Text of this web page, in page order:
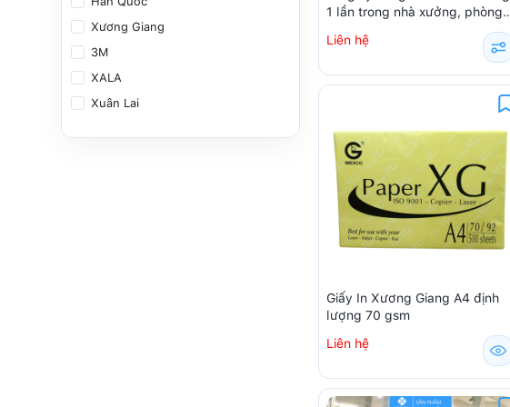
Xương Giang
3M
XALA
Xuân Lai
1 lần trong nhà xưởng, phòng
Liên hệ
Giấy In Xương Giang A4 định
lượng 70 gsm
Liên hệ